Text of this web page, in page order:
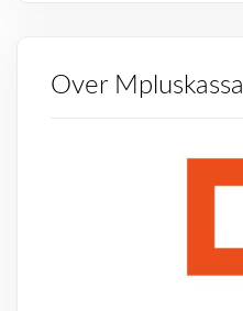
Over Mpluskassa